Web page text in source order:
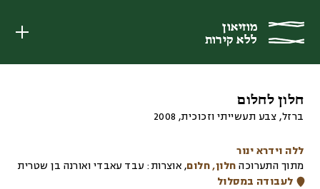
מוזיאון
ללא קירות
מוזיאון
ללא קירות
חלון לחלום
ברזל, צבע תעשייתי וזכוכית,
2008
ללה וידרא ינור
מתוך התערוכה חלון, חלום, אוצרות: עבד עאבדי ואורנה בן שטרית
לעבודה במסלול